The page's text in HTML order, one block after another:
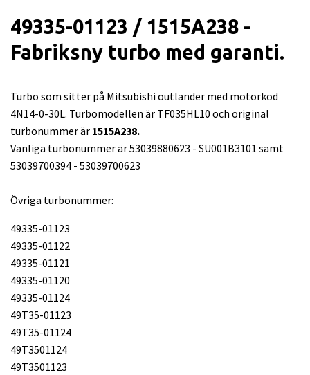
49335-01123 / 1515A238 -
Fabriksny turbo med garanti.
Turbo som sitter på Mitsubishi outlander med motorkod
4N14-0-30L. Turbomodellen är TF035HL10 och original
turbonummer är 1515A238.
Vanliga turbonummer är 53039880623 - SU001B3101 samt
53039700394 - 53039700623
Övriga turbonummer:
49335-01123
49335-01122
49335-01121
49335-01120
49335-01124
49T35-01123
49T35-01124
49T3501124
49T3501123